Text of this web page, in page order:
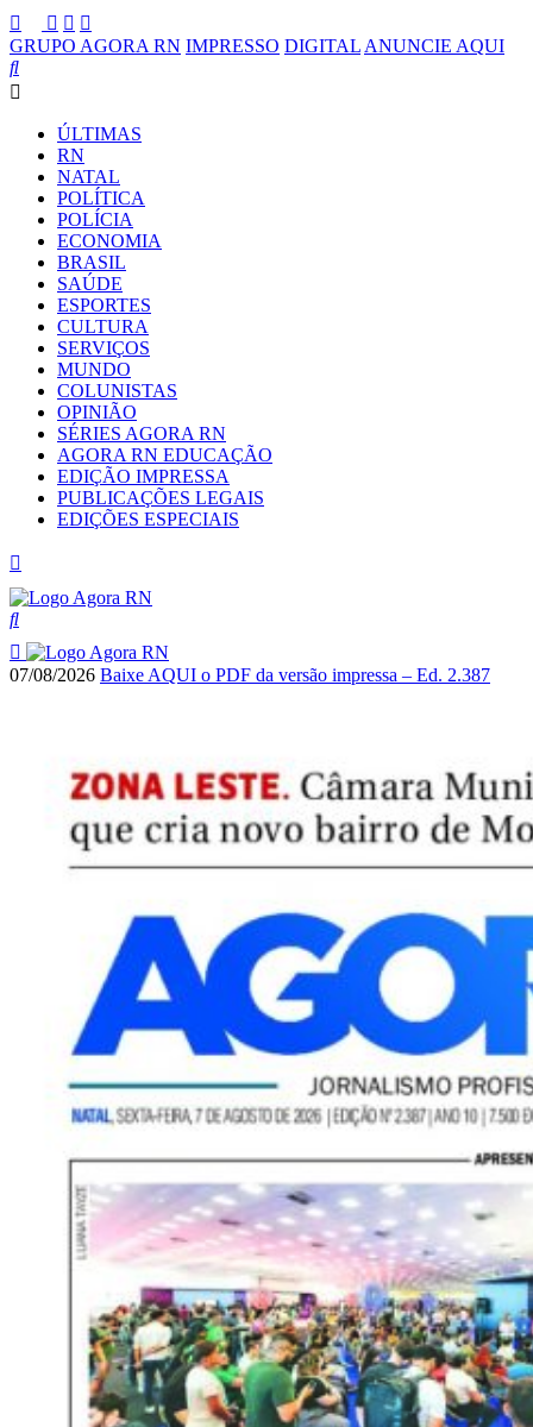
GRUPO AGORA RN IMPRESSO DIGITAL ANUNCIE AQUI
ÚLTIMAS
RN
NATAL
POLÍTICA
POLÍCIA
ECONOMIA
BRASIL
SAÚDE
ESPORTES
CULTURA
SERVIÇOS
MUNDO
COLUNISTAS
OPINIÃO
SÉRIES AGORA RN
AGORA RN EDUCAÇÃO
EDIÇÃO IMPRESSA
PUBLICAÇÕES LEGAIS
EDIÇÕES ESPECIAIS
07/08/2026 Baixe AQUI o PDF da versão impressa – Ed. 2.387